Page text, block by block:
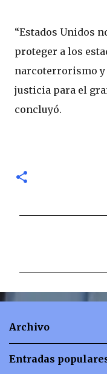
“Estados Unidos
proteger a los
narcoterrorismo y
justicia para el
concluyó.
n
Archivo
Entradas